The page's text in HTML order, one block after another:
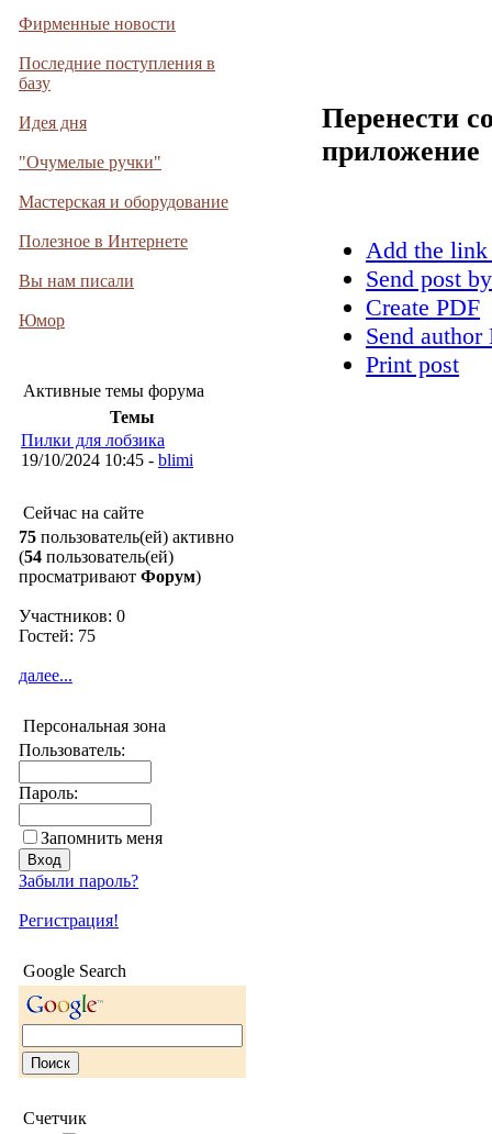
Фирменные новости
Последние поступления в
базу
Идея дня
"Очумелые ручки"
Мастерская и оборудование
Полезное в Интернете
Вы нам писали
Юмор
Активные темы форума
Темы
Пилки для лобзика
19/10/2024 10:45 - blimi
Сейчас на сайте
75 пользователь(ей) активно
(54 пользователь(ей)
просматривают Форум)
Участников: 0
Гостей: 75
далее...
Персональная зона
Пользователь:
Пароль:
Запомнить меня
Забыли пароль?
Регистрация!
Google Search
Счетчик
Перенести
приложение
Add the
Send post
Create PDF
Send
Print post